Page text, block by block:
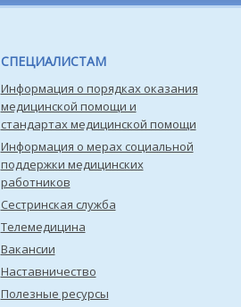
СПЕЦИАЛИСТАМ
Информация о порядках оказания
медицинской помощи и
стандартах медицинской помощи
Информация о мерах социальной
поддержки медицинских
работников
Сестринская служба
Телемедицина
Вакансии
Наставничество
Полезные ресурсы